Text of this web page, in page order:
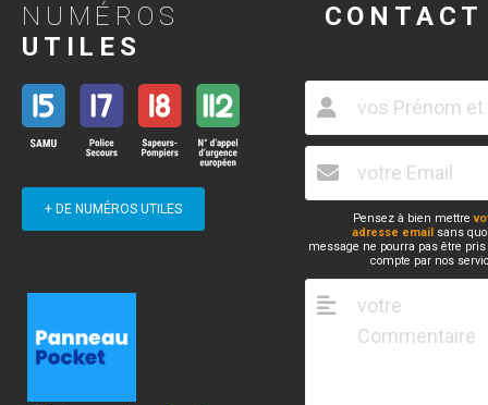
NUMÉROS
UTILES
+ DE NUMÉROS UTILES
CONTACT
Pensez à bien mettre
adresse email sans
message ne pourra pas être
compte par nos